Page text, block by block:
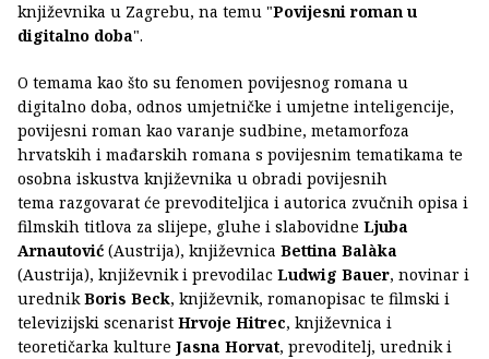
književnika u Zagrebu, na temu "Povijesni roman u
digitalno doba".
O temama kao što su fenomen povijesnog romana u
digitalno doba, odnos umjetničke i umjetne inteligencije,
povijesni roman kao varanje sudbine, metamorfoza
hrvatskih i mađarskih romana s povijesnim tematikama te
osobna iskustva književnika u obradi povijesnih
tema razgovarat će prevoditeljica i autorica zvučnih opisa i
filmskih titlova za slijepe, gluhe i slabovidne Ljuba
Arnautović (Austrija), književnica Bettina Balàka
(Austrija), književnik i prevodilac Ludwig Bauer, novinar i
urednikBoris Beck, književnik, romanopisac te filmski i
televizijski scenarist Hrvoje Hitrec, književnica i
teoretičarka kulture Jasna Horvat, prevoditelj, urednik i